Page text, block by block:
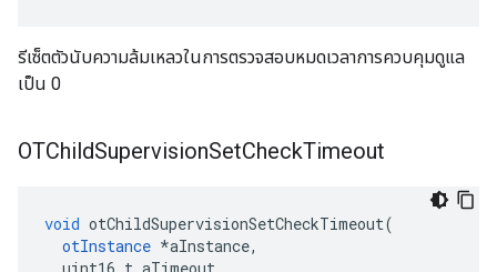
รีเซ็ตตัวนับความล้มเหลวในการตรวจสอบหมดเวลาการควบคุมดูแล
เป็น 0
OTChildSupervisionSetCheckTimeout
void otChildSupervisionSetCheckTimeout(
otInstance *aInstance,